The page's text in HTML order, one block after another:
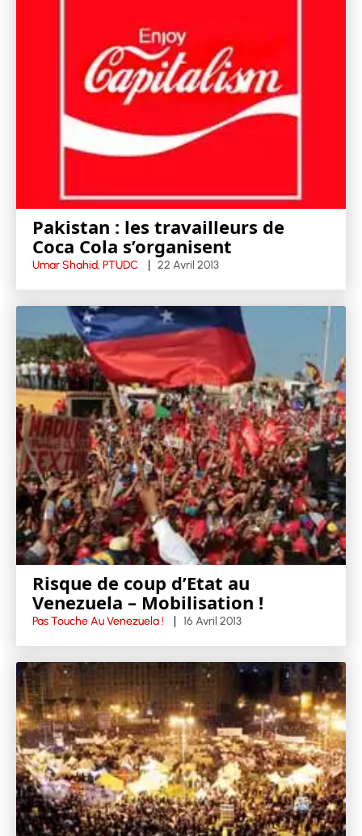
Pakistan : les travailleurs de
Coca Cola s’organisent
Umar Shahid, PTUDC 22 Avril 2013
Risque de coup d’Etat au
Venezuela – Mobilisation !
Pas Touche Au Venezuela ! 16 Avril 2013